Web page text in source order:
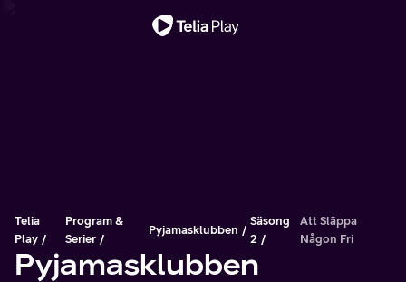
Telia
Play
Program &
Serier
Pyjamasklubben
Säsong
2
Att Släppa
Någon Fri
Pyjamasklubben